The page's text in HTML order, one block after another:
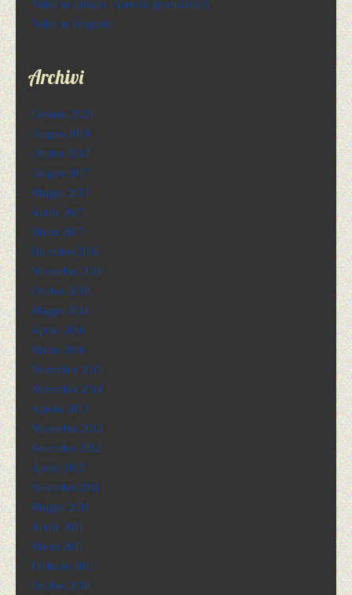
Video in italiano – (servizi giornalistici)
Video in Spagnolo
Archivi
Gennaio 2020
Giugno 2019
Ottobre 2017
Giugno 2017
Maggio 2017
Aprile 2017
Marzo 2017
Dicembre 2016
Novembre 2016
Ottobre 2016
Maggio 2016
Aprile 2016
Marzo 2016
Novembre 2015
Novembre 2014
Agosto 2013
Novembre 2012
Settembre 2012
Aprile 2012
Settembre 2011
Maggio 2011
Aprile 2011
Marzo 2011
Febbraio 2011
Ottobre 2010